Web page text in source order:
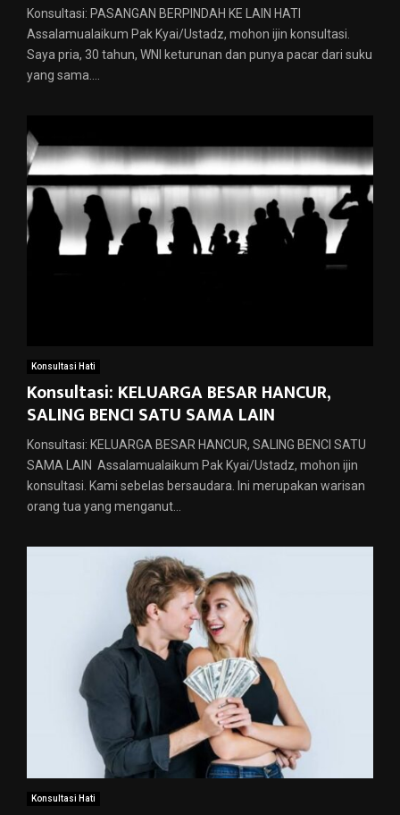
Konsultasi: PASANGAN BERPINDAH KE LAIN HATI
Assalamualaikum Pak Kyai/Ustadz, mohon ijin konsultasi.
Saya pria, 30 tahun, WNI keturunan dan punya pacar dari suku
yang sama....
Konsultasi Hati
Konsultasi: KELUARGA BESAR HANCUR,
SALING BENCI SATU SAMA LAIN
Konsultasi: KELUARGA BESAR HANCUR, SALING BENCI SATU
SAMA LAIN Assalamualaikum Pak Kyai/Ustadz, mohon ijin
konsultasi. Kami sebelas bersaudara. Ini merupakan warisan
orang tua yang menganut...
Konsultasi Hati